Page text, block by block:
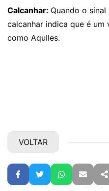
Calcanhar: Quando o
calcanhar indica que é um
como Aquiles.
VOLTAR
FacebookTwitterWhatsApp
E-mail